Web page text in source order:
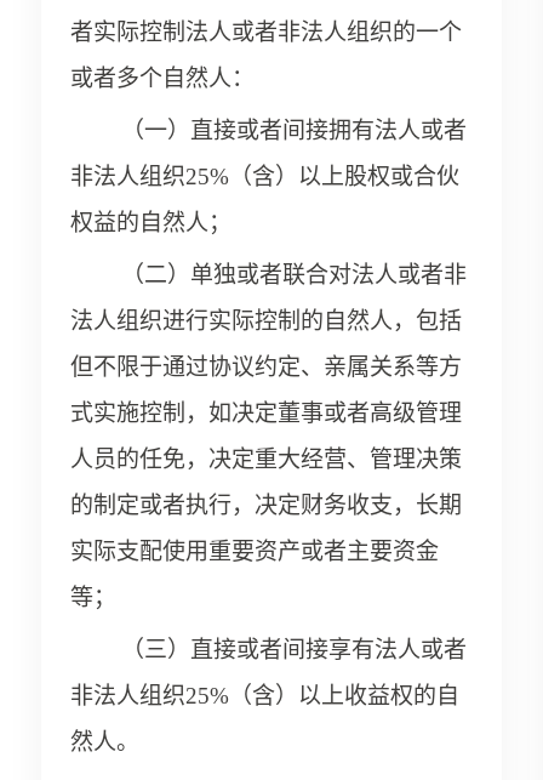
者实际控制法人或者非法人组织的一个
或者多个自然人：
（一）直接或者间接拥有法人或者
非法人组织25%（含）以上股权或合伙
权益的自然人；
（二）单独或者联合对法人或者非
法人组织进行实际控制的自然人，包括
但不限于通过协议约定、亲属关系等方
式实施控制，如决定董事或者高级管理
人员的任免，决定重大经营、管理决策
的制定或者执行，决定财务收支，长期
实际支配使用重要资产或者主要资金
等；
（三）直接或者间接享有法人或者
非法人组织25%（含）以上收益权的自
然人。